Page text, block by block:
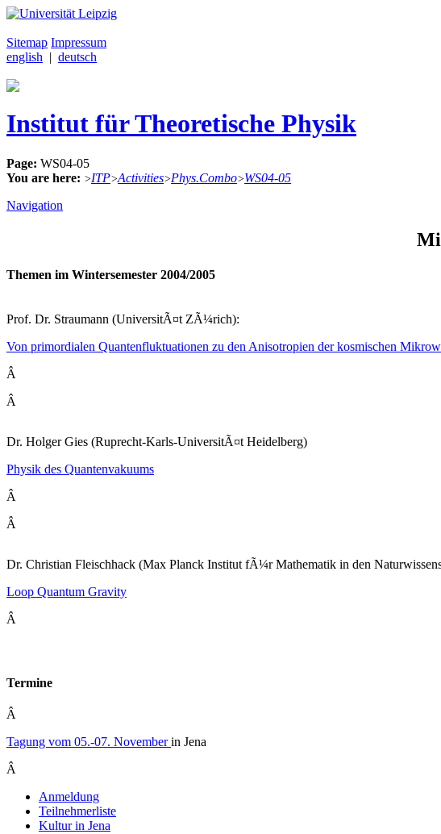
Sitemap Impressum
english | deutsch
Institut für Theoretische Physik
Page: WS04-05
You are here: >ITP>Activities>Phys.Combo>WS04-05
Navigation
Themen im Wintersemester 2004/2005
Prof. Dr. Straumann (UniversitÃ¤t ZÃ¼rich):
Von primordialen Quantenfluktuationen zu den Anisotropien der kosmischen
Â
Â
Dr. Holger Gies (Ruprecht-Karls-UniversitÃ¤t Heidelberg)
Physik des Quantenvakuums
Â
Â
Dr. Christian Fleischhack (Max Planck Institut fÃ¼r Mathematik in den
Loop Quantum Gravity
Â
Termine
Â
Tagung vom 05.-07. Novemberin Jena
Â
Anmeldung
Teilnehmerliste
Kultur in Jena